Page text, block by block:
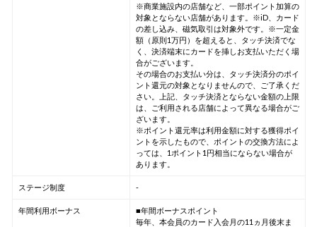
※商業施設内の店舗など、一部ポイント加算の
対象とならない店舗があります。※iD、カード
の差し込み、磁気取引は対象外です。※一定金
額（原則1万円）を超えると、タッチ決済でな
く、決済端末にカードを挿しお支払いただく場
合がございます。
その場合のお支払い分は、タッチ決済分のポイ
ント還元の対象となりませんので、ご了承くだ
さい。上記、タッチ決済とならない金額の上限
は、ご利用される店舗によって異なる場合がご
ざいます。
※ポイント還元率は利用金額に対する獲得ポイ
ントを示したもので、ポイントの交換方法によ
っては、1ポイント1円相当にならない場合が
あります。
ステージ制度 -
年間利用ボーナス
■年間ボーナスポイント
毎年、本会員のカード入会月の11ヵ月後末ま